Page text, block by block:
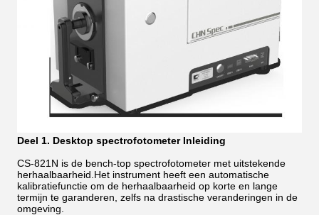
Deel 1. Desktop spectrofotometer Inleiding
CS-821N is de bench-top spectrofotometer met uitstekende
herhaalbaarheid.Het instrument heeft een automatische
kalibratiefunctie om de herhaalbaarheid op korte en lange
termijn te garanderen, zelfs na drastische veranderingen in de
omgeving.